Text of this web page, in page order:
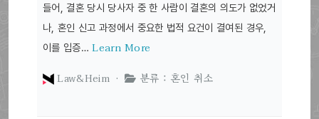
들어, 결혼 당시 당사자 중 한 사람이 결혼의 의도가 없었거
나, 혼인 신고 과정에서 중요한 법적 요건이 결여된 경우,
이를 입증…Learn More
Law&Heim ·
분류 : 혼인 취소